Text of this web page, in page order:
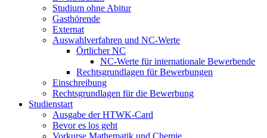
Studium ohne Abitur
Gasthörende
Externat
Auswahlverfahren und NC-Werte
Örtlicher NC
NC-Werte für internationale Bewerbende
Rechtsgrundlagen für Bewerbungen
Einschreibung
Rechtsgrundlagen für die Bewerbung
Studienstart
Ausgabe der HTWK-Card
Bevor es los geht
Vorkurse Mathematik und Chemie